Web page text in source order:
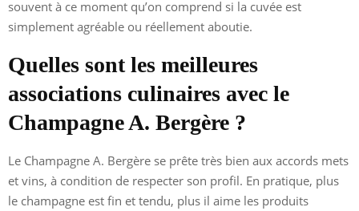
souvent à ce moment qu’on comprend si la cuvée est
simplement agréable ou réellement aboutie.
Quelles sont les meilleures
associations culinaires avec le
Champagne A. Bergère ?
Le Champagne A. Bergère se prête très bien aux accords mets
et vins, à condition de respecter son profil. En pratique, plus
le champagne est fin et tendu, plus il aime les produits